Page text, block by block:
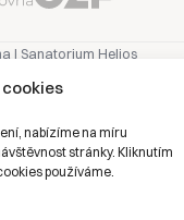
nabízíme na míru
stránky. Kliknutím
používáme.
| Sanatorium Helios